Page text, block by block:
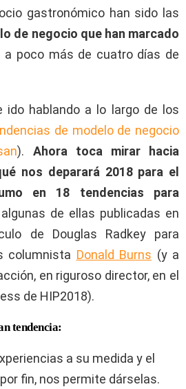
gastronómico han sido las
de negocio que han marcado
a poco más de cuatro días de
ido hablando a lo largo de los
de modelo de negocio
). Ahora toca mirar hacia
nos deparará 2018 para el
en 18 tendencias para
de ellas publicadas en
de Douglas Radkey para
columnista Donald Burns (y a
en riguroso director, en el
de HIP2018).
tendencia:
a su medida y el
fin, nos permite dárselas.